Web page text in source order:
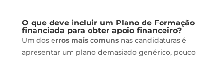
O que deve incluir um Plano de Formação
financiada para obter apoio financeiro?
Um dos erros mais comunsnas candidaturas é
apresentar um plano demasiado genérico, pouco